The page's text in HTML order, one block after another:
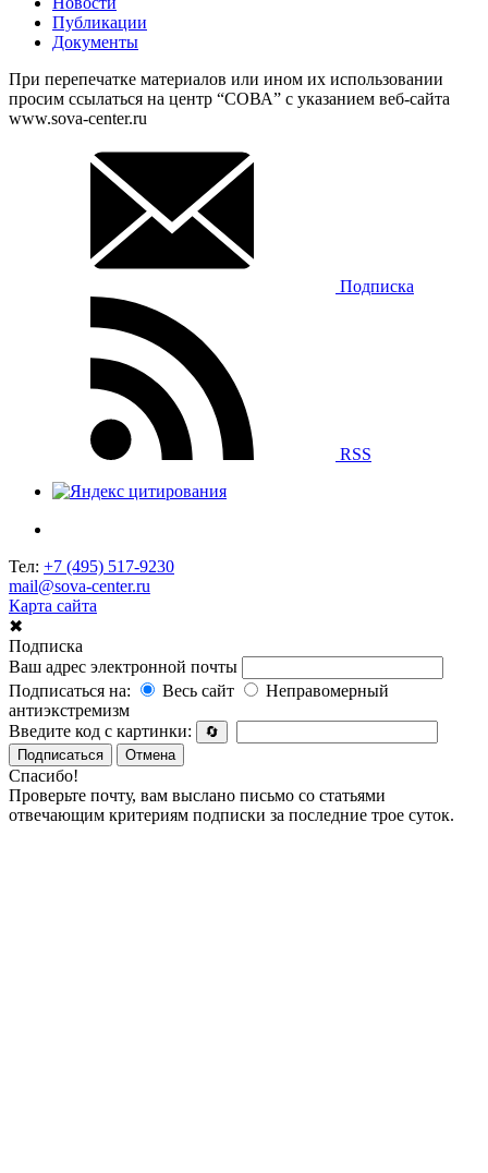
Публикации
Документы
При перепечатке материалов или ином их использовании
просим ссылаться на центр “СОВА” с указанием веб-сайта
www.sova-center.ru
Подписка
RSS
Тел: +7 (495) 517-9230
mail@sova-center.ru
Карта сайта
✖
Подписка
Ваш адрес электронной почты
Подписаться на:
Весь сайт
Неправомерный
антиэкстремизм
Введите код с картинки:
🔄
Подписаться
Отмена
Спасибо!
Проверьте почту, вам выслано письмо со статьями
отвечающим критериям подписки за последние трое суток.